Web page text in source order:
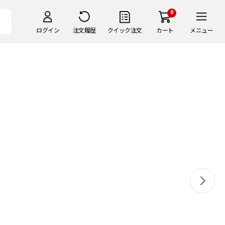
ログイン 注文履歴 クイック注文
0
カート メニュー